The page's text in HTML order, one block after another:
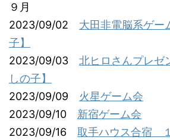
９月
2023/09/02 大田非電脳系ゲー
子】
2023/09/03 北ヒロさんプレゼ
しの子】
2023/09/09 火星ゲーム会
2023/09/10 新宿ゲーム会
2023/09/16 取手ハウス合宿